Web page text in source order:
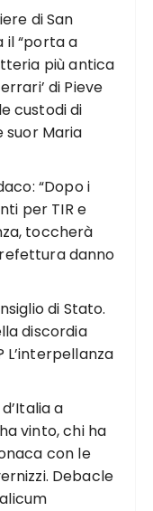
di San
il “porta a
più antica
di Pieve
custodi di
suor Maria
“Dopo i
per TIR e
toccherà
danno
di Stato.
discordia
L’interpellanza
a
vinto, chi ha
con le
Debacle